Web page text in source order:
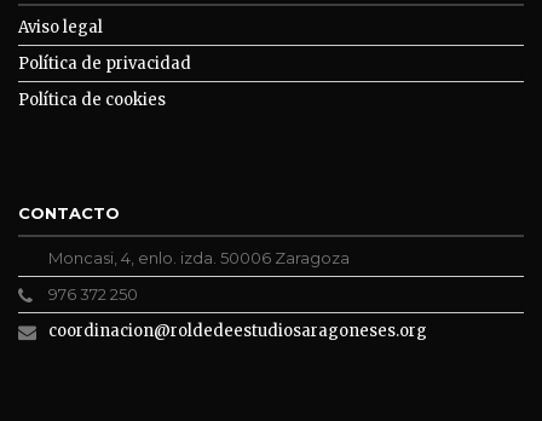
Aviso legal
Política de privacidad
Política de cookies
CONTACTO
Moncasi, 4, enlo. izda. 50006 Zaragoza
976 372 250
coordinacion@roldedeestudiosaragoneses.org